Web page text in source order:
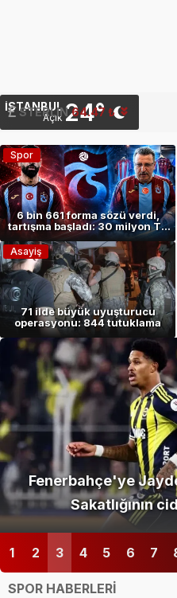
G.ALTIN 6,494.89 ₺
İSTANBUL
Açık 24°
6 bin 661 forma sözü verdi,
tartışma başladı: 30 milyon TL
kimden çıkacak?
Spor
71 ilde büyük uyuşturucu
operasyonu: 844 tutuklama
Asayiş
Fenerbahçe'ye
Sakatlığının
1 2 3 4 5 6 7
SPOR HABERLERİ